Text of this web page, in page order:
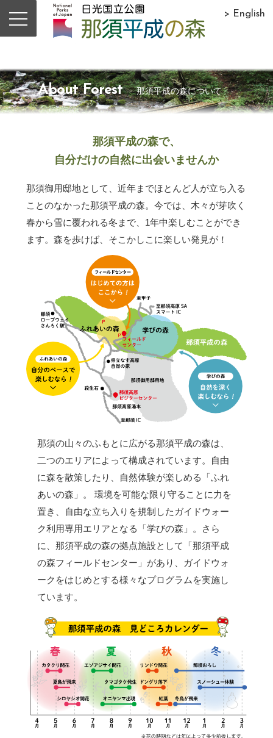
> English
About Forest 那須平成の森について
那須平成の森で、
自分だけの自然に出会いませんか
那須御用邸地として、近年までほとんど人が立ち入る
ことのなかった那須平成の森。今では、木々が芽吹く
春から雪に覆われる冬まで、1年中楽しむことができ
ます。森を歩けば、そこかしこに楽しい発見が！
那須の山々のふもとに広がる那須平成の森は、
二つのエリアによって構成されています。自由
に森を散策したり、自然体験が楽しめる「ふれ
あいの森」。 環境を可能な限り守ることに力を
置き、自由な立ち入りを規制したガイドウォー
ク利用専用エリアとなる「学びの森」。さら
に、那須平成の森の拠点施設として「那須平成
の森フィールドセンター」があり、ガイドウォ
ークをはじめとする様々なプログラムを実施し
ています。